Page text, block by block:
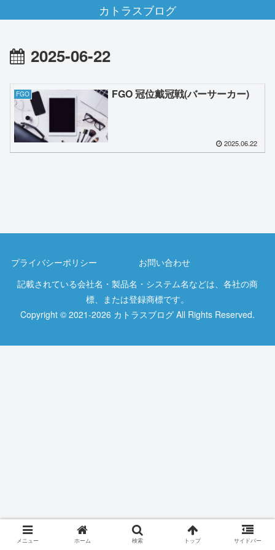
カトラスブログ
2025-06-22
FGO FGO 冠位戴冠戦(バーサーカー)
2025.06.22
プライバシーポリシー
お問い合わせ
記載されている会社名・製品名・システム名などは、各社の商
標、または登録商標です。
Copyright © 2021-2026 カトラスブログ All Rights Reserved.
メニュー ホーム 検索 トップ サイドバー